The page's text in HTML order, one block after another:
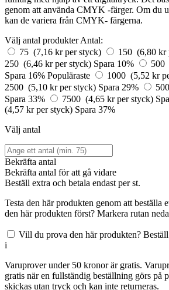
genom att använda CMYK -färger. Om du
kan de variera från CMYK- färgerna.
Välj antal produkterAntal:
75 (7,16 kr per styck)
150 (6,80 kr
250 (6,46 kr per styck) Spara 10%
500
Spara 16% Populäraste 1000 (5,52 kr
2500 (5,10 kr per styck) Spara 29%
Spara 33%
7500 (4,65 kr per styck)
(4,57 kr per styck) Spara 37%
Välj antal
Bekräfta antal
Bekräfta antal för att gå vidare
Beställ extra och betala endastper st.
Testa den här produkten genom att beställa
den här produkten först? Markera rutan
Vill du prova den här produkten?
i
Varuprover under 50 kronor är gratis.
gratis när en fullständig beställning görs på
skickas utan tryck och kan inte returneras.